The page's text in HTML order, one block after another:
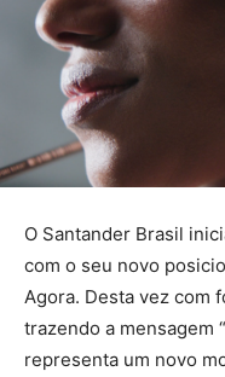
O Santander Brasil
com o seu novo
Agora. Desta vez com
trazendo a mensagem
representa um novo